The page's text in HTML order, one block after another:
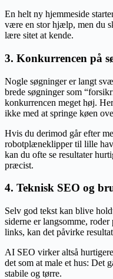
En helt ny hjemmeside
være en stor hjælp, men du
lære sitet at kende.
3. Konkurrencen på
Nogle søgninger er langt
brede søgninger som
konkurrencen meget høj.
ikke med at springe køen
Hvis du derimod går efter
robotplæneklipper til lille
kan du ofte se resultater
præcist.
4. Teknisk SEO og
Selv god tekst kan blive
siderne er langsomme,
links, kan det påvirke
AI SEO virker altså
det som at male et hus: Det
stabile og tørre.